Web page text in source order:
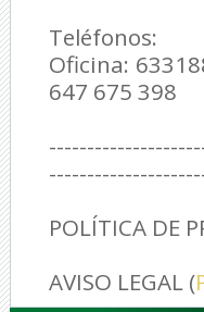
Teléfonos:
Oficina:
647 675 398
POLÍTICA DE
AVISO LEGAL (